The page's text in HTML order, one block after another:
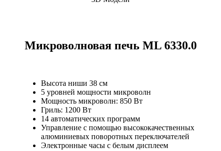
Микроволновая печь ML 6330.0
Высота ниши 38 см
5 уровней мощности микроволн
Мощность микроволн: 850 Вт
Гриль: 1200 Вт
14 автоматических программ
Управление с помощью высококачественных
алюминиевых поворотных переключателей
Электронные часы с белым дисплеем